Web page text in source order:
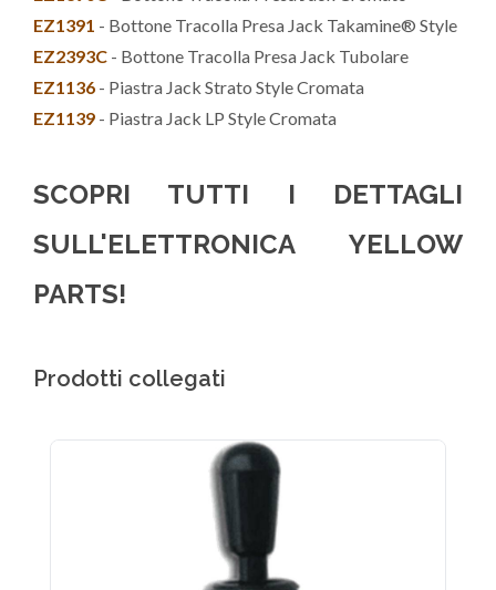
EZ1391 - Bottone Tracolla Presa Jack Takamine® Style
EZ2393C - Bottone Tracolla Presa Jack Tubolare
EZ1136 - Piastra Jack Strato Style Cromata
EZ1139 - Piastra Jack LP Style Cromata
SCOPRI TUTTI I DETTAGLI
SULL'ELETTRONICA YELLOW
PARTS!
Prodotti collegati